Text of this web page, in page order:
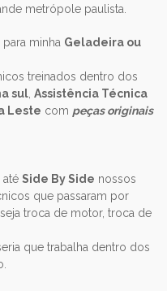
metrópole paulista.
para minha Geladeira ou
treinados dentro dos
sul, Assistência Técnica
Leste com peças originais
até Side By Side nossos
que passaram por
troca de motor, troca de
que trabalha dentro dos